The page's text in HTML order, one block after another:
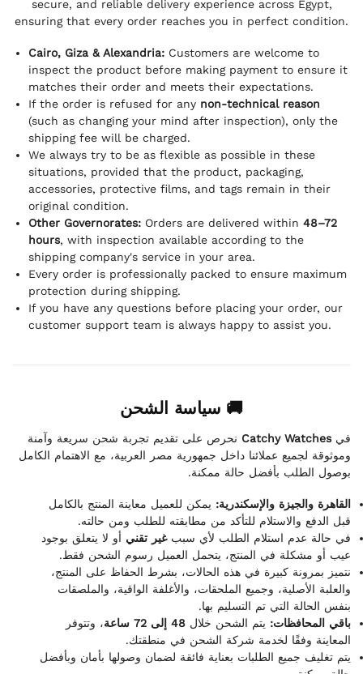
secure, and reliable delivery experience across Egypt,
ensuring that every order reaches you in perfect condition.
Cairo, Giza & Alexandria: Customers are welcome to
inspect the product before making payment to ensure it
matches their order and meets their expectations.
If the order is refused for any non-technical reason
(such as changing your mind after inspection), only the
shipping fee will be charged.
We always try to be as flexible as possible in these
situations, provided that the product, packaging,
accessories, protective films, and tags remain in their
original condition.
Other Governorates: Orders are delivered within 48–72
hours, with inspection available according to the
shipping company's service in your area.
Every order is professionally packed to ensure maximum
protection during shipping.
If you have any questions before placing your order, our
customer support team is always happy to assist you.
🚚 سياسة الشحن
فيCatchy Watches نحرص على تقديم تجربة شحن سريعة وآمنة
وموثوقة لجميع عملائنا داخل جمهورية مصر العربية، مع الاهتمام الكامل
بوصول الطلب بأفضل حالة ممكنة.
القاهرة والجيزة والإسكندرية: يمكن للعميل معاينة المنتج بالكامل
قبل الدفع والاستلام للتأكد من مطابقته للطلب ومن حالته.
في حالة عدم استلام الطلب لأي سببغير تقني أو لا يتعلق بوجود
عيب أو مشكلة في المنتج، يتحمل العميل رسوم الشحن فقط.
نتميز بمرونة كبيرة في هذه الحالات، بشرط الحفاظ على المنتج،
والعلبة الأصلية، وجميع الملحقات، والأغلفة الواقية، والملصقات
بنفس الحالة التي تم التسليم بها.
باقي المحافظات: يتم الشحن خلال 48 إلى 72 ساعة
، وتتوفر
المعاينة وفقًا لخدمة شركة الشحن في منطقتك.
يتم تغليف جميع الطلبات بعناية فائقة لضمان وصولها بأمان وبأفضل